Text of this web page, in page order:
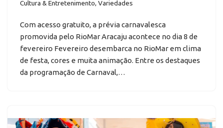
Cultura & Entretenimento, Variedades
Com acesso gratuito, a prévia carnavalesca
promovida pelo RioMar Aracaju acontece no dia 8 de
fevereiro Fevereiro desembarca no RioMar em clima
de festa, cores e muita animação. Entre os destaques
da programação de Carnaval,…